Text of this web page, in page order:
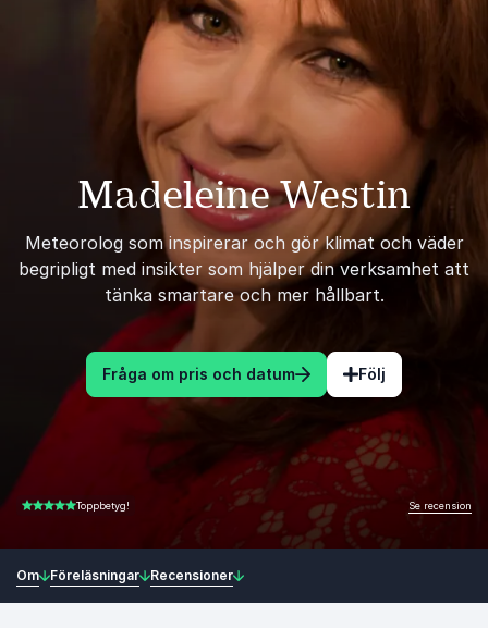
Madeleine Westin
Meteorolog som inspirerar och gör klimat och väder
begripligt med insikter som hjälper din verksamhet att
tänka smartare och mer hållbart.
Fråga om pris och datum Följ
4.75 av 5 Toppbetyg! Se recension
Om Föreläsningar Recensioner